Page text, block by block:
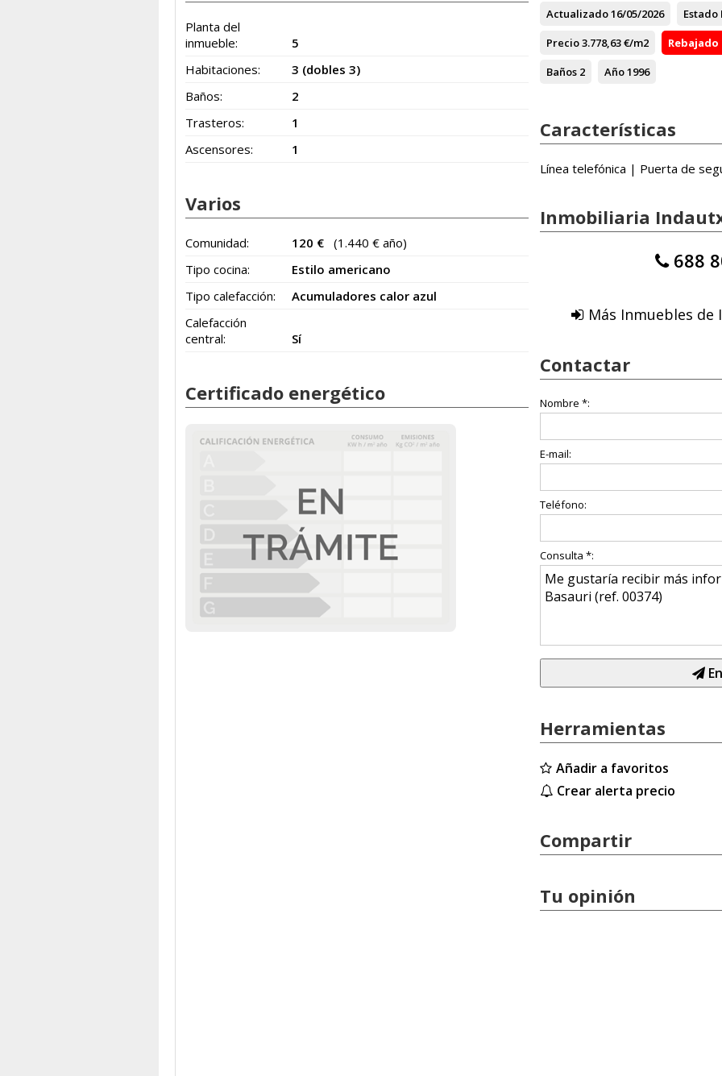
Planta del
inmueble:
5
Habitaciones:
3 (dobles 3)
Baños:
2
Trasteros:
1
Ascensores:
1
Varios
Comunidad: 120 € (1.440 € año)
Tipo cocina:
Estilo americano
Tipo calefacción:
Acumuladores calor azul
Calefacción
central:
Sí
Certificado energético
Actualizado16/05/2026 Estado
Precio3.778,63 €/m2 Rebajado
Baños 2 Año1996
Características
Línea telefónica | Puerta de
Inmobiliaria
688
Más Inmuebles
Contactar
Nombre *:
E-mail:
Teléfono:
Consulta *:
Herramientas
Añadir a favoritos
Crear alerta precio
Compartir
Tu opinión